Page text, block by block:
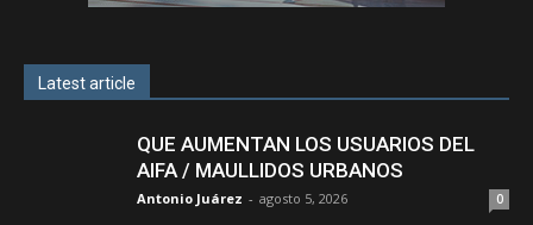
Latest article
QUE AUMENTAN LOS USUARIOS DEL
AIFA / MAULLIDOS URBANOS
Antonio Juárez - agosto 5, 2026 0